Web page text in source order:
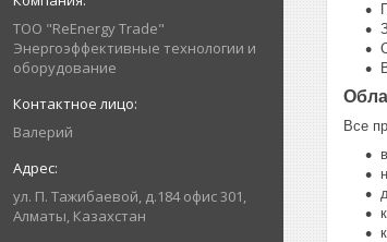
ТОО "ReEnergy Trade"
Энергоэффективные технологии и
оборудование
Валерий
ул. П. Тажибаевой, д.184 офис 301,
Алматы, Казахстан
Все